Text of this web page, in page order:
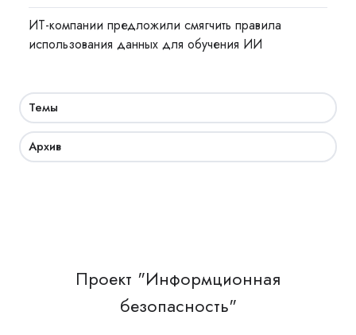
ИТ-компании предложили смягчить правила
использования данных для обучения ИИ
Темы
Архив
Проект "Информционная
безопасность"